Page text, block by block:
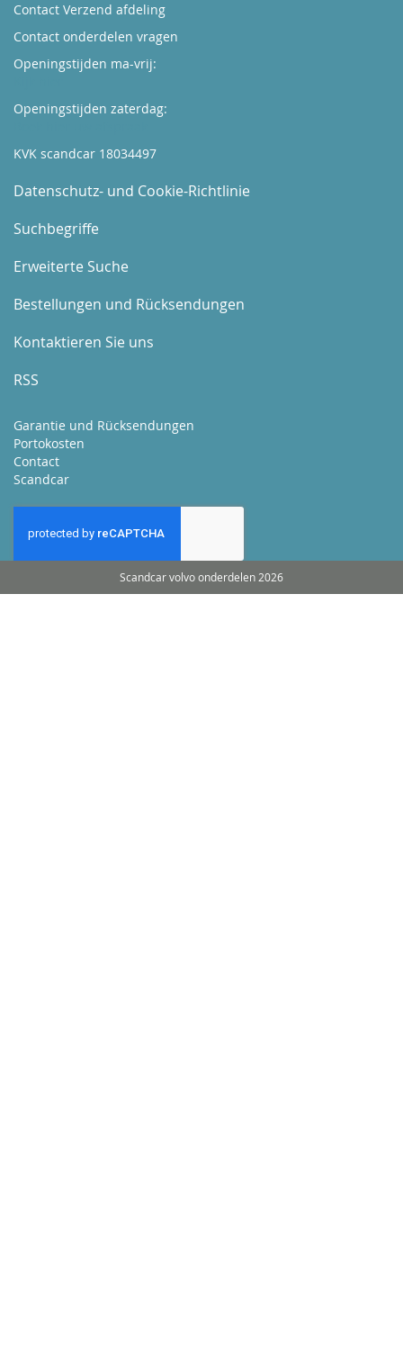
Contact Verzend afdeling
Contact onderdelen vragen
Openingstijden ma-vrij:
Openingstijden zaterdag:
KVK scandcar 18034497
Datenschutz- und Cookie-Richtlinie
Suchbegriffe
Erweiterte Suche
Bestellungen und Rücksendungen
Kontaktieren Sie uns
RSS
Garantie und Rücksendungen
Portokosten
Contact
Scandcar
Scandcar volvo onderdelen 2026